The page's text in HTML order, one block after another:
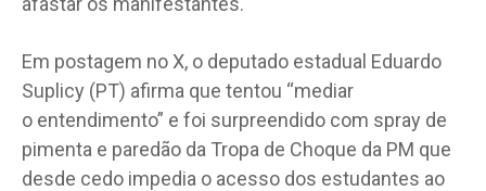
Em postagem no X, o deputado estadual Eduardo
Suplicy (PT) afirma que tentou “mediar
o entendimento” e foi surpreendido com spray de
pimenta e paredão da Tropa de Choque da PM que
desde cedo impedia o acesso dos estudantes ao